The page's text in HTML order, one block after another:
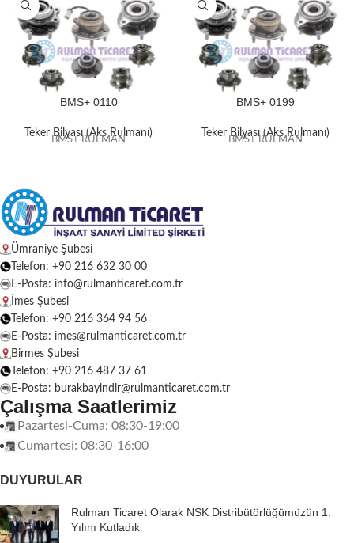
BMS+ 0110
Teker Bilyası (Aks Rulmanı)
BMS+ RULMAN
BMS+ 0199
Teker Bilyası (Aks Rulmanı)
BMS+ RULMAN
Ümraniye Şubesi
Telefon: +90 216 632 30 00
E-Posta: info@rulmanticaret.com.tr
İmes Şubesi
Telefon: +90 216 364 94 56
E-Posta: imes@rulmanticaret.com.tr
Birmes Şubesi
Telefon: +90 216 487 37 61
E-Posta: burakbayindir@rulmanticaret.com.tr
Çalışma Saatlerimiz
Pazartesi-Cuma: 08:30-19:00
Cumartesi: 08:30-16:00
DUYURULAR
Rulman Ticaret Olarak NSK Distribütörlüğümüzün 1.
Yılını Kutladık